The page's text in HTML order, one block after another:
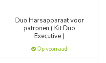
Duo Harsapparaat voor
patronen ( Kit Duo
Executive )
Op voorraad